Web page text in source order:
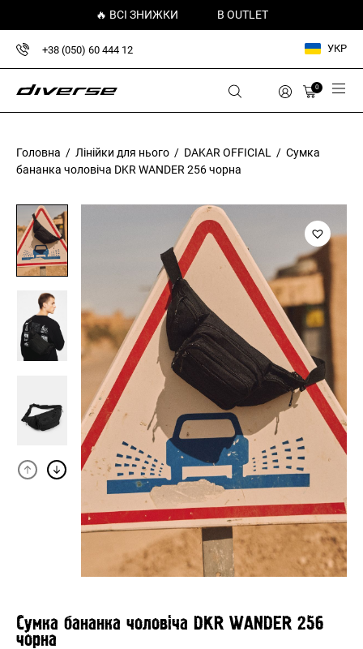
🔥 ВСІ ЗНИЖКИ В OUTLET
+38 (050) 60 444 12 УКР
0
Головна / Лінійки для нього / DAKAR OFFICIAL
/ Сумка
бананка чоловіча DKR WANDER 256 чорна
Сумка бананка чоловіча DKR WANDER 256
чорна